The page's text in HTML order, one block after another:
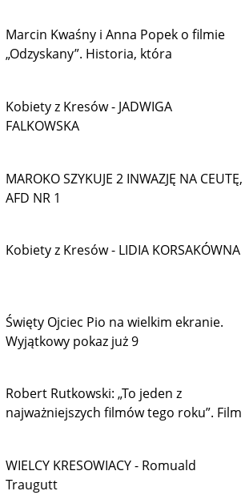
Marcin Kwaśny i Anna Popek o filmie
„Odzyskany”. Historia, która
Kobiety z Kresów - JADWIGA
FALKOWSKA
MAROKO SZYKUJE 2 INWAZJĘ NA CEUTĘ,
AFD NR 1
Kobiety z Kresów - LIDIA KORSAKÓWNA
Święty Ojciec Pio na wielkim ekranie.
Wyjątkowy pokaz już 9
Robert Rutkowski: „To jeden z
najważniejszych filmów tego roku”. Film
WIELCY KRESOWIACY - Romuald
Traugutt